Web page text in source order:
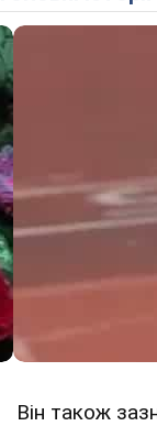
Він також